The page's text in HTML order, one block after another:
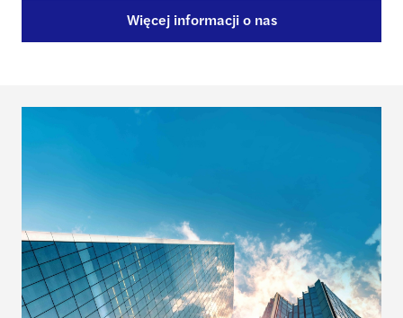
Więcej informacji o nas